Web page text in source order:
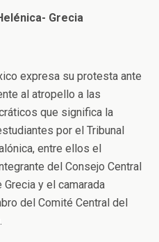
Grecia
expresa su protesta ante
al atropello a las
que significa la
por el Tribunal
entre ellos el
del Consejo Central
y el camarada
del Comité Central del